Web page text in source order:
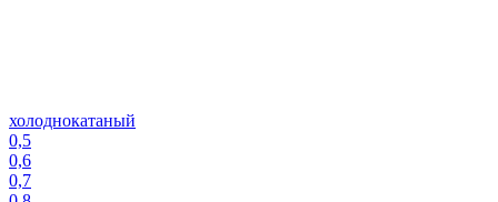
холоднокатаный
0,5
0,6
0,7